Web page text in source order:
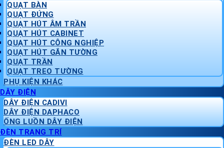
QUẠT BÀN
QUẠT ĐỨNG
QUẠT HÚT ÂM TRẦN
QUẠT HÚT CABINET
QUẠT HÚT CÔNG NGHIỆP
QUẠT HÚT GẮN TƯỜNG
QUẠT TRẦN
QUẠT TREO TƯỜNG
PHỤ KIỆN KHÁC
DÂY ĐIỆN
DÂY ĐIỆN CADIVI
DÂY ĐIỆN DAPHACO
ỐNG LUỒN DÂY ĐIỆN
ĐÈN TRANG TRÍ
ĐÈN LED DÂY